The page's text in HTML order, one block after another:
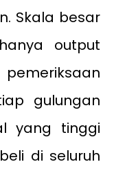
Skala besar
output
gulungan
yang tinggi
di seluruh